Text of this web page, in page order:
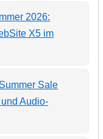
2026:
X5 im
Sale
Audio-